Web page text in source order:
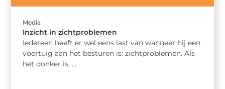
Media
Inzicht in zichtproblemen
Iedereen heeft er wel eens last van wanneer hij een
voertuig aan het besturen is: zichtproblemen. Als
het donker is, ...